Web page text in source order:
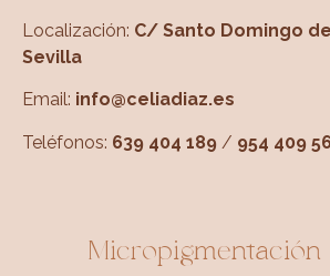
Localización: C/ Santo Domingo
Sevilla
Email: info@celiadiaz.es
Teléfonos: 639 404 189 / 954 409
Micropigmentación